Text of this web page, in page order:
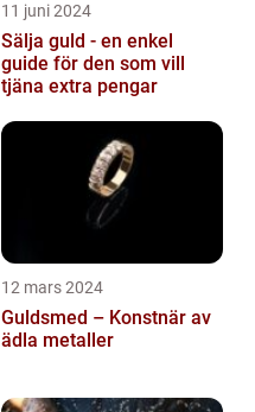
11 juni 2024
Sälja guld - en enkel
guide för den som vill
tjäna extra pengar
12 mars 2024
Guldsmed – Konstnär av
ädla metaller